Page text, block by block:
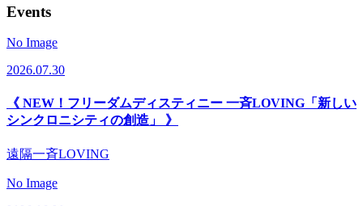
Events
No Image
2026.07.30
《 NEW！フリーダムディスティニー 一斉LOVING「新しい
シンクロニシティの創造」 》
遠隔一斉LOVING
No Image